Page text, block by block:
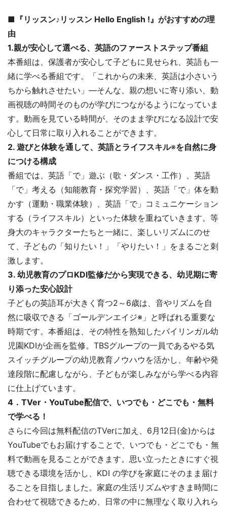
■『リッスン♪リッスン Hello English !』がおすすめの理
由
1.親が安心して選べる、英語のファーストステップ番組
本番組は、保護者が安心して子どもに見せられ、英語も一
緒に学べる番組です。「これからの未来、英語は小さいう
ちから触れさせたい」―そんな、親の想いに寄り添い、動
画視聴の時間そのものが学びにつながるようになっていま
す。動画を見ている時間が、そのまま学びになる設計で安
心して日常に取り入れることができます。
2. 遊びと体験を通して、英語とライフスキル※を自然に身
につける構成
番組では、英語「で」遊ぶ（歌・ダンス・工作）、英語
「で」考える（知能教育・探究学習）、英語「で」体を動
かす（運動・職業体験）、英語「で」コミュニケーション
する（ライフスキル）といった体験を重ねていきます。等
身大のキャラクターたちと一緒に、楽しいリズムにのせ
て、子どもの「知りたい！」「やりたい！」をまるごと刺
激します。
3. 幼児教育のプロKDI監修だから実現できる、幼児期に寄
り添った安心設計
子どもの英語耳が大きく育つ2～6歳は、音やリズムを自
然に吸収できる「ゴールデンエイジ※」と呼ばれる重要な
時期です。本番組は、その特性を熟知したバイリンガル幼
児園KDIが企画を監修。TBSグループの一員であるやる気
スイッチグループの幼児教育ノウハウを活かし、年齢や発
達段階に配慮しながら、子どもが楽しみながら学べる内容
に仕上げています。
4．TVer・YouTube配信で、いつでも・どこでも・無料
で学べる！
さらに今回は無料配信のTVerに加え、6月12日(金)からは
YouTubeでもお届けすることで、いつでも・どこでも・無
料で動画を見ることができます。思い立ったときにすぐ視
聴できる環境を活かし、KDI の学びを家庭にそのまま届け
ることを目指しました。家庭の生活リズムやすきま時間に
合わせて視聴できるため、日常の中に無理なく取り入れら